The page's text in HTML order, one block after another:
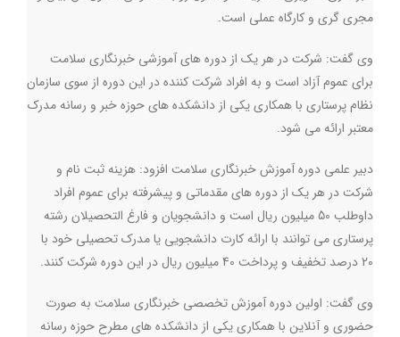
مجری گری و کارگاه عملی است.
وی گفت: شرکت در هر یک از دوره های آموزشی خبرنگاری سلامت
برای عموم آزاد است و به افراد شرکت کننده در این دوره از سوی سازمان
نظام پرستاری با همکاری یکی از دانشکده های حوزه خبر و رسانه مدرک
معتبر ارائه می شود.
دبیر علمی دوره آموزش خبرنگاری سلامت افزود: هزینه ثبت نام و
شرکت در هر یک از دوره های مقدماتی و پیشرفته برای عموم افراد
داوطلب 50 میلیون ریال است و دانشجویان و فارغ التحصیلان رشته
پرستاری می توانند با ارائه کارت دانشجویی یا مدرک تحصیلی خود با
20 درصد تخفیف و پرداخت 40 میلیون ریال در این دوره شرکت کنند
.
وی گفت: اولین دوره آموزش تخصصی خبرنگاری سلامت به صورت
حضوری و آنلاین با همکاری یکی از دانشکده های مطرح حوزه رسانه